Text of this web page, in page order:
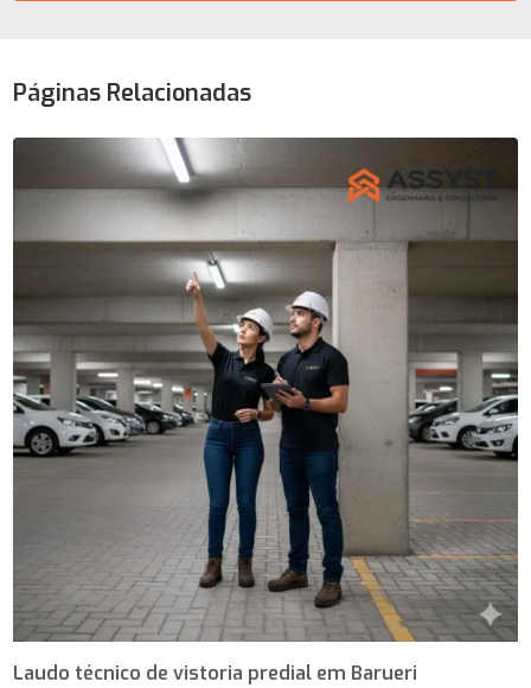
Páginas Relacionadas
Laudo técnico de vistoria predial em Barueri